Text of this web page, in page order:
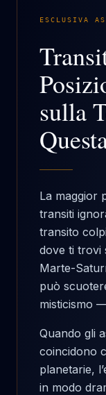
ESCLUSIVA
sulla
La maggior
transiti
transito
dove ti trovi
Marte-
può
misticismo
Quando gli
coincidono
planetarie,
in modo